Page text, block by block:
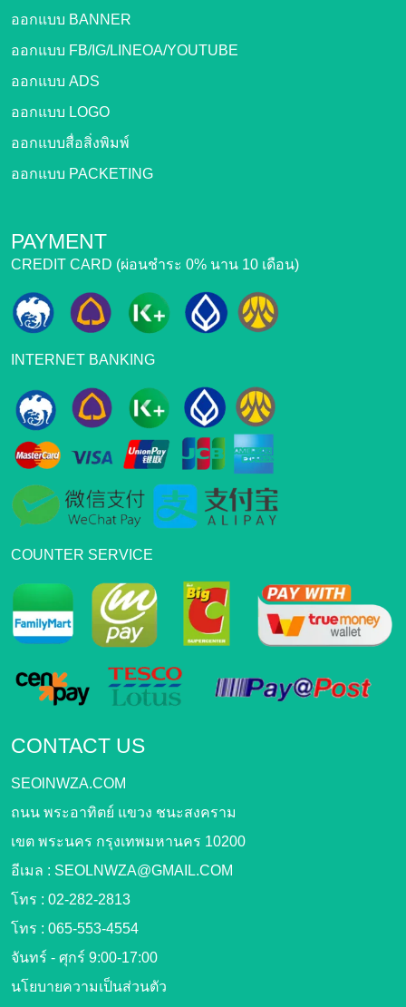
ออกแบบ BANNER
ออกแบบ FB/IG/LINEOA/YOUTUBE
ออกแบบ ADS
ออกแบบ LOGO
ออกแบบสื่อสิ่งพิมพ์
ออกแบบ PACKETING
PAYMENT
CREDIT CARD (ผ่อนชำระ 0% นาน 10 เดือน)
INTERNET BANKING
COUNTER SERVICE
CONTACT US
SEOlNWZA.COM
ถนน พระอาทิตย์ แขวง ชนะสงคราม
เขต พระนคร กรุงเทพมหานคร 10200
อีเมล : SEOLNWZA@GMAIL.COM
โทร : 02-282-2813
โทร : 065-553-4554
จันทร์ - ศุกร์ 9:00-17:00
นโยบายความเป็นส่วนตัว